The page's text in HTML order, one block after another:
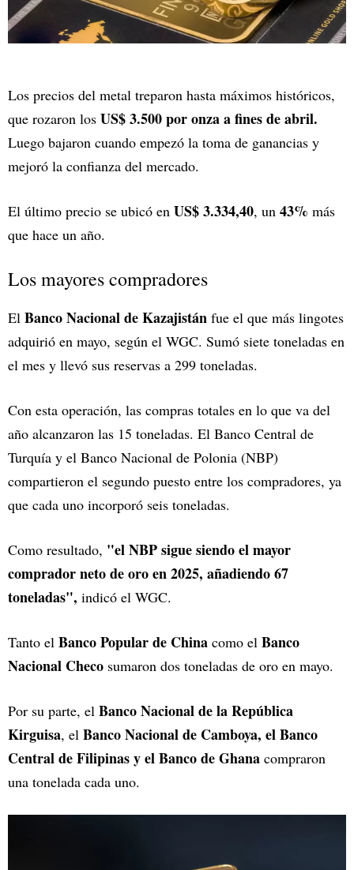
Los precios del metal treparon hasta máximos históricos,
que rozaron los US$ 3.500 por onza a fines de abril.
Luego bajaron cuando empezó la toma de ganancias y
mejoró la confianza del mercado.
El último precio se ubicó en US$ 3.334,40, un 43% más
que hace un año.
Los mayores compradores
El Banco Nacional de Kazajistán fue el que más lingotes
adquirió en mayo, según el WGC. Sumó siete toneladas en
el mes y llevó sus reservas a 299 toneladas.
Con esta operación, las compras totales en lo que va del
año alcanzaron las 15 toneladas. El Banco Central de
Turquía y el Banco Nacional de Polonia (NBP)
compartieron el segundo puesto entre los compradores, ya
que cada uno incorporó seis toneladas.
Como resultado, "el NBP sigue siendo el mayor
comprador neto de oro en 2025, añadiendo 67
toneladas", indicó el WGC.
Tanto el Banco Popular de China como el Banco
Nacional Checo sumaron dos toneladas de oro en mayo.
Por su parte, el Banco Nacional de la República
Kirguisa, el Banco Nacional de Camboya, el Banco
Central de Filipinas y el Banco de Ghana compraron
una tonelada cada uno.